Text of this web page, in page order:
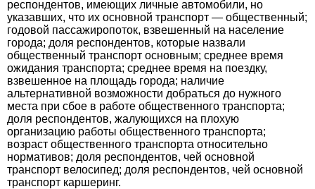
респондентов, имеющих личные автомобили, но
указавших, что их основной транспорт — общественный;
годовой пассажиропоток, взвешенный на население
города; доля респондентов, которые назвали
общественный транспорт основным; среднее время
ожидания транспорта; среднее время на поездку,
взвешенное на площадь города; наличие
альтернативной возможности добраться до нужного
места при сбое в работе общественного транспорта;
доля респондентов, жалующихся на плохую
организацию работы общественного транспорта;
возраст общественного транспорта относительно
нормативов; доля респондентов, чей основной
транспорт велосипед; доля респондентов, чей основной
транспорт каршеринг.